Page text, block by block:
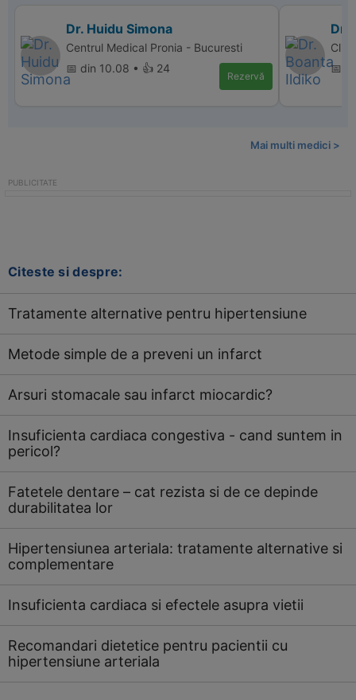
Dr. Huidu Simona
Centrul Medical Pronia - Bucuresti
📅 din 10.08 • 👍 24
Rezervă
Dr.
📅
Mai multi medici >
Citeste si despre:
Tratamente alternative pentru hipertensiune
Metode simple de a preveni un infarct
Arsuri stomacale sau infarct miocardic?
Insuficienta cardiaca congestiva - cand suntem in
pericol?
Fatetele dentare – cat rezista si de ce depinde
durabilitatea lor
Hipertensiunea arteriala: tratamente alternative si
complementare
Insuficienta cardiaca si efectele asupra vietii
Recomandari dietetice pentru pacientii cu
hipertensiune arteriala